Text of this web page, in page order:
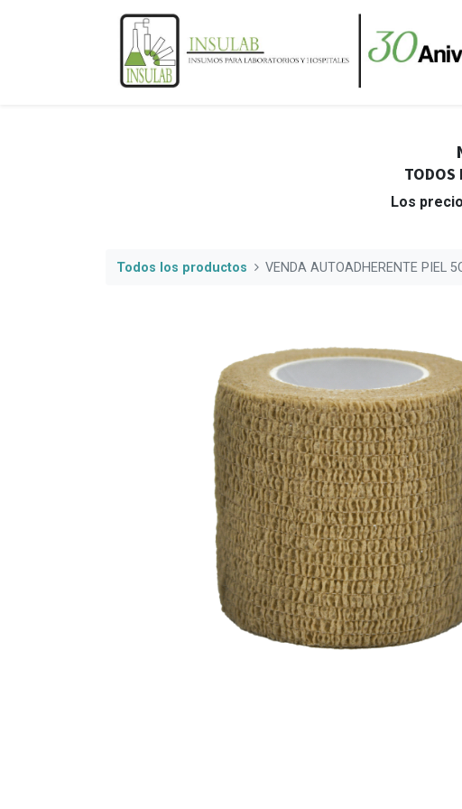
TODOS
Los
Todos los productos VENDA AUTOADHERENTE PIEL